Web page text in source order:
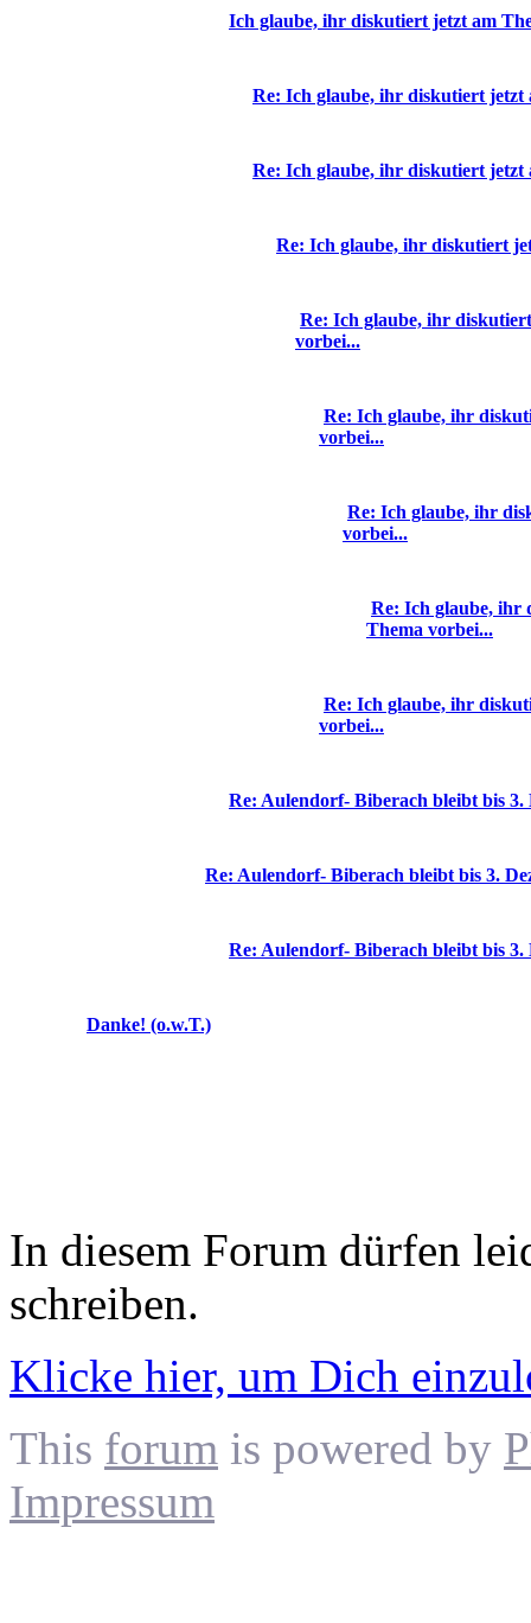
Ich glaube, ihr diskutiert jetzt am
Re: Ich glaube, ihr diskutiert jetzt
Re: Ich glaube, ihr diskutiert jetzt
Re: Ich glaube, ihr diskutiert
Re: Ich glaube, ihr
vorbei...
Re: Ich glaube, ihr
vorbei...
Re: Ich glaube, ihr
vorbei...
Re: Ich glaube, ihr
Thema vorbei...
Re: Ich glaube, ihr
vorbei...
Re: Aulendorf- Biberach bleibt bis 3.
Re: Aulendorf- Biberach bleibt bis 3.
Re: Aulendorf- Biberach bleibt bis 3.
Danke! (o.w.T.)
In diesem Forum dürfen
schreiben.
Klicke hier, um Dich
This forum is powered by
Impressum